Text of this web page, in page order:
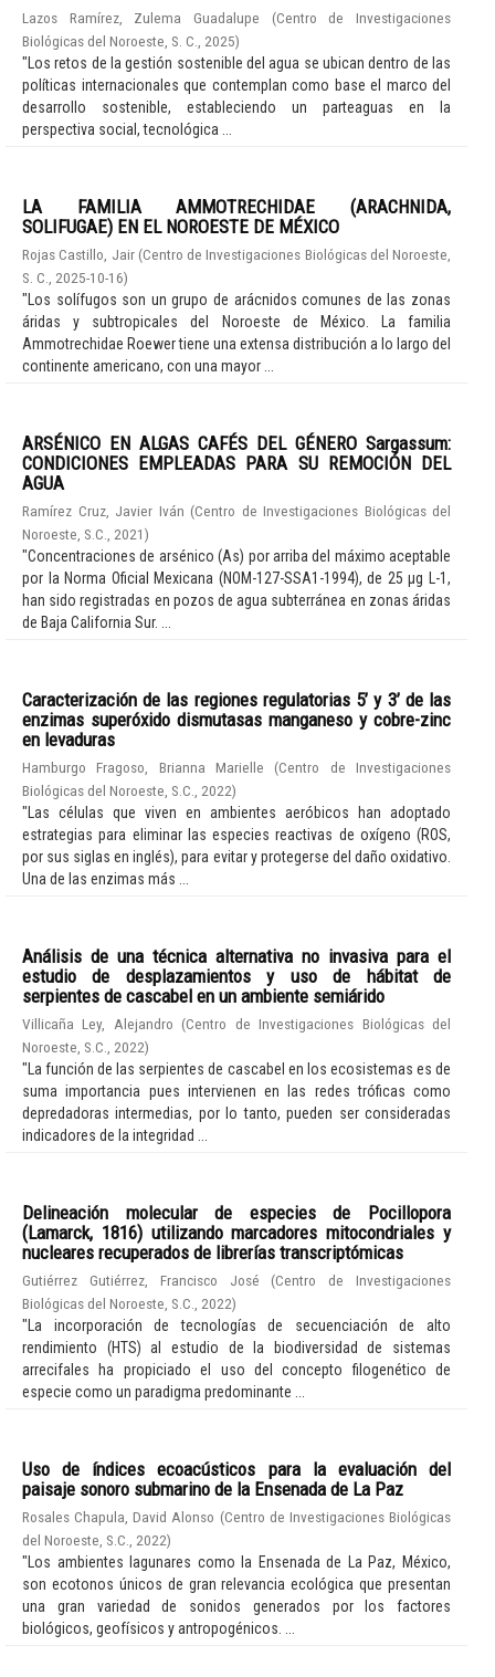
Lazos Ramírez, Zulema Guadalupe (Centro de Investigaciones
Biológicas del Noroeste, S. C.
2025)
"Los retos de la gestión sostenible del agua se ubican dentro de las
políticas internacionales que contemplan como base el marco del
desarrollo sostenible, estableciendo un parteaguas en la
perspectiva social, tecnológica ...
LA FAMILIA AMMOTRECHIDAE (ARACHNIDA,
SOLIFUGAE) EN EL NOROESTE DE MÉXICO
Rojas Castillo, Jair (Centro de Investigaciones Biológicas del Noroeste,
S. C.
2025-10-16)
"Los solífugos son un grupo de arácnidos comunes de las zonas
áridas y subtropicales del Noroeste de México. La familia
Ammotrechidae Roewer tiene una extensa distribución a lo largo del
continente americano, con una mayor ...
ARSÉNICO EN ALGAS CAFÉS DEL GÉNERO Sargassum:
CONDICIONES EMPLEADAS PARA SU REMOCIÓN DEL
AGUA
Ramírez Cruz, Javier Iván (Centro de Investigaciones Biológicas del
Noroeste, S.C.
2021)
"Concentraciones de arsénico (As) por arriba del máximo aceptable
por la Norma Oficial Mexicana (NOM-127-SSA1-1994), de 25 µg L-1,
han sido registradas en pozos de agua subterránea en zonas áridas
de Baja California Sur. ...
Caracterización de las regiones regulatorias 5’ y 3’ de las
enzimas superóxido dismutasas manganeso y cobre-zinc
en levaduras
Hamburgo Fragoso, Brianna Marielle (Centro de Investigaciones
Biológicas del Noroeste, S.C.
2022)
"Las células que viven en ambientes aeróbicos han adoptado
estrategias para eliminar las especies reactivas de oxígeno (ROS,
por sus siglas en inglés), para evitar y protegerse del daño oxidativo.
Una de las enzimas más ...
Análisis de una técnica alternativa no invasiva para el
estudio de desplazamientos y uso de hábitat de
serpientes de cascabel en un ambiente semiárido
Villicaña Ley, Alejandro (Centro de Investigaciones Biológicas del
Noroeste, S.C.
2022)
"La función de las serpientes de cascabel en los ecosistemas es de
suma importancia pues intervienen en las redes tróficas como
depredadoras intermedias, por lo tanto, pueden ser consideradas
indicadores de la integridad ...
Delineación molecular de especies de Pocillopora
(Lamarck, 1816) utilizando marcadores mitocondriales y
nucleares recuperados de librerías transcriptómicas
Gutiérrez Gutiérrez, Francisco José (Centro de Investigaciones
Biológicas del Noroeste, S.C.
2022)
"La incorporación de tecnologías de secuenciación de alto
rendimiento (HTS) al estudio de la biodiversidad de sistemas
arrecifales ha propiciado el uso del concepto filogenético de
especie como un paradigma predominante ...
Uso de índices ecoacústicos para la evaluación del
paisaje sonoro submarino de la Ensenada de La Paz
Rosales Chapula, David Alonso (Centro de Investigaciones Biológicas
del Noroeste, S.C.
2022)
"Los ambientes lagunares como la Ensenada de La Paz, México,
son ecotonos únicos de gran relevancia ecológica que presentan
una gran variedad de sonidos generados por los factores
biológicos, geofísicos y antropogénicos. ...